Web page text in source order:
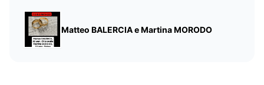
Matteo BALERCIA e Martina MORODO